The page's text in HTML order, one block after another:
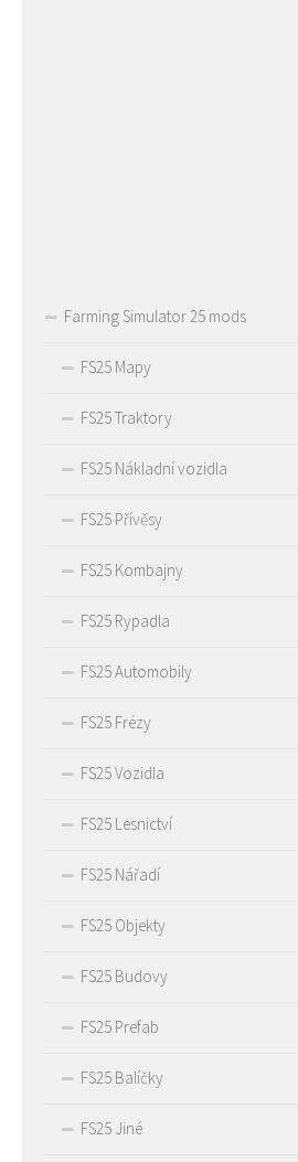
Farming Simulator 25 mods
FS25 Mapy
FS25 Traktory
FS25 Nákladní vozidla
FS25 Přívěsy
FS25 Kombajny
FS25 Rypadla
FS25 Automobily
FS25 Frézy
FS25 Vozidla
FS25 Lesnictví
FS25 Nářadí
FS25 Objekty
FS25 Budovy
FS25 Prefab
FS25 Balíčky
FS25 Jiné